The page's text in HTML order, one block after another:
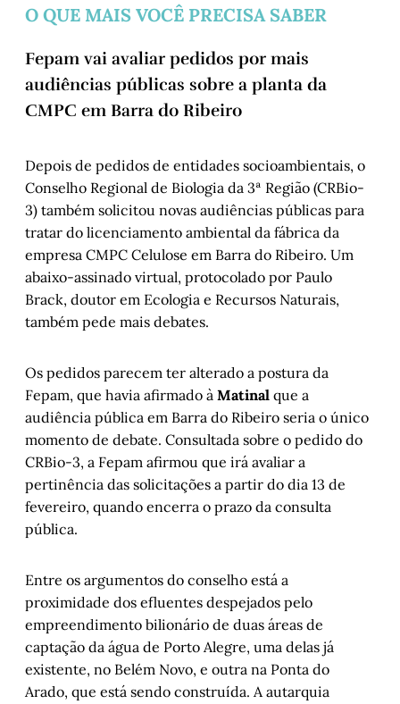
O QUE MAIS VOCÊ PRECISA SABER
Fepam vai avaliar pedidos por mais
audiências públicas sobre a planta da
CMPC em Barra do Ribeiro
Depois de pedidos de entidades socioambientais, o
Conselho Regional de Biologia da 3ª Região (CRBio-
3) também solicitou novas audiências públicas para
tratar do licenciamento ambiental da fábrica da
empresa CMPC Celulose em Barra do Ribeiro. Um
abaixo-assinado virtual, protocolado por Paulo
Brack, doutor em Ecologia e Recursos Naturais,
também pede mais debates.
Os pedidos parecem ter alterado a postura da
Fepam, que havia afirmado à Matinal que a
audiência pública em Barra do Ribeiro seria o único
momento de debate. Consultada sobre o pedido do
CRBio-3, a Fepam afirmou que irá avaliar a
pertinência das solicitações a partir do dia 13 de
fevereiro, quando encerra o prazo da consulta
pública.
Entre os argumentos do conselho está a
proximidade dos efluentes despejados pelo
empreendimento bilionário de duas áreas de
captação da água de Porto Alegre, uma delas já
existente, no Belém Novo, e outra na Ponta do
Arado, que está sendo construída. A autarquia